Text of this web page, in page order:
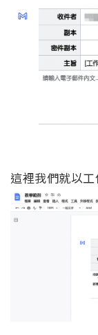
這裡我們就以工